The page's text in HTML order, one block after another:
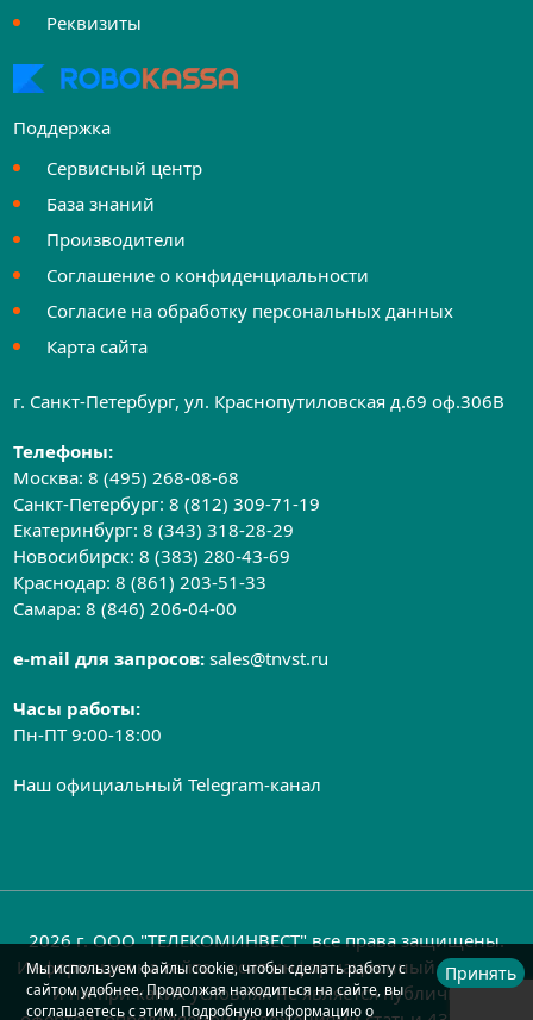
Реквизиты
Поддержка
Сервисный центр
База знаний
Производители
Соглашение о конфиденциальности
Согласие на обработку персональных данных
Карта сайта
г. Санкт-Петербург, ул. Краснопутиловская д.69 оф.306B
Телефоны:
Москва:8 (495) 268-08-68
Санкт-Петербург:8 (812) 309-71-19
Екатеринбург:8 (343) 318-28-29
Новосибирск:8 (383) 280-43-69
Краснодар:8 (861) 203-51-33
Самара:8 (846) 206-04-00
e-mail для запросов:sales@tnvst.ru
Часы работы:
Пн-ПТ 9:00-18:00
Наш официальный Telegram-канал
2026 г. ООО "ТЕЛЕКОМИНВЕСТ" все права защищены.
Информация на сайте носит информационный характер
и ни при каких условиях не является публичной
Мы используем файлы cookie, чтобы сделать работу с
сайтом удобнее. Продолжая находиться на сайте, вы
соглашаетесь с этим. Подробную информацию о
Принять